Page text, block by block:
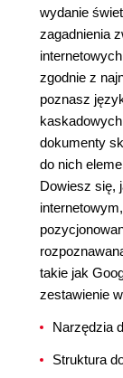
wydanie
zagadnienia
zgodnie z
poznasz
dokumenty
do nich
Dowiesz się,
takie jak
zestawienie
Narzędzia
Struktura